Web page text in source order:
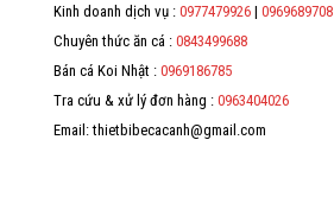
Kinh doanh dịch vụ : 0977479926 | 0969689708
Chuyên thức ăn cá : 0843499688
Bán cá Koi Nhật : 0969186785
Tra cứu & xử lý đơn hàng : 0963404026
Email: thietbibecacanh@gmail.com